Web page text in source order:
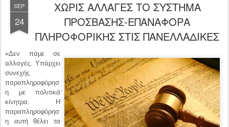
αλλαγές. Υπάρχει
συνεχής
παραπληροφόρησ
η με πολιτικά
κίνητρα. Η
παραπληροφόρησ
η αυτή θέλει τα
καθημερινά
θέματα της
παιδείας με
διάσταση από
αναλήθεια μέχρι
ψεύδους».